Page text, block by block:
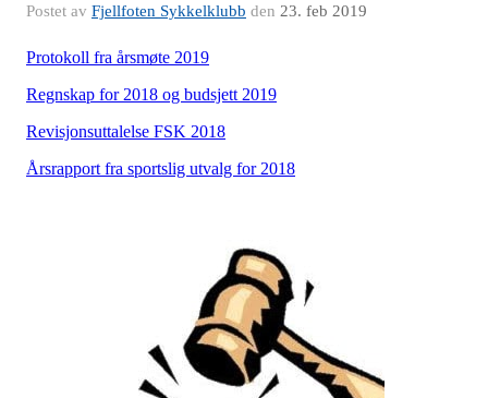
Postet av Fjellfoten Sykkelklubb den 23. feb 2019
Protokoll fra årsmøte 2019
Regnskap for 2018 og budsjett 2019
Revisjonsuttalelse FSK 2018
Årsrapport fra sportslig utvalg for 2018